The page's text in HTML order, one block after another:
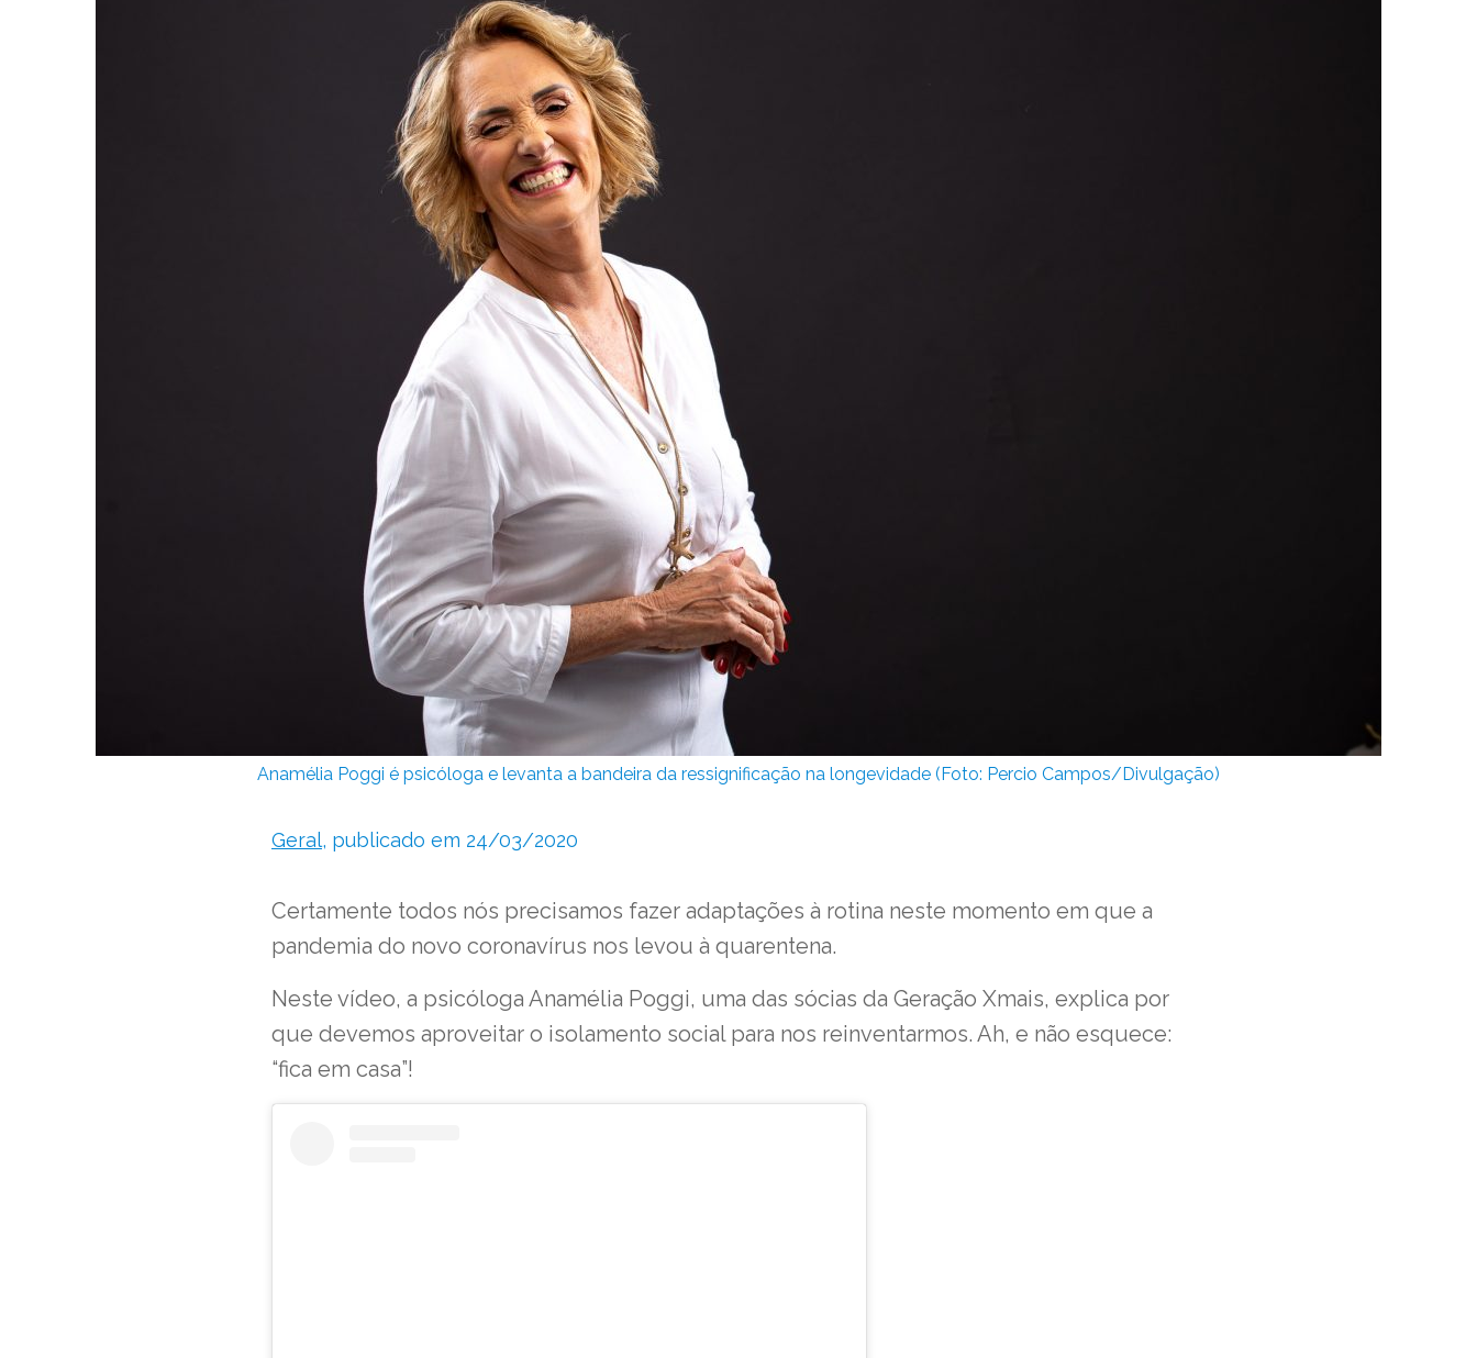
Anamélia Poggi é psicóloga e levanta a bandeira da ressignificação na longevidade (Foto: Percio Campos/Divulgação)
Geral, publicado em 24/03/2020
Certamente todos nós precisamos fazer adaptações à rotina neste momento em que a
pandemia do novo coronavírus nos levou à quarentena.
Neste vídeo, a psicóloga Anamélia Poggi, uma das sócias da Geração Xmais, explica por
que devemos aproveitar o isolamento social para nos reinventarmos. Ah, e não esquece:
“fica em casa”!